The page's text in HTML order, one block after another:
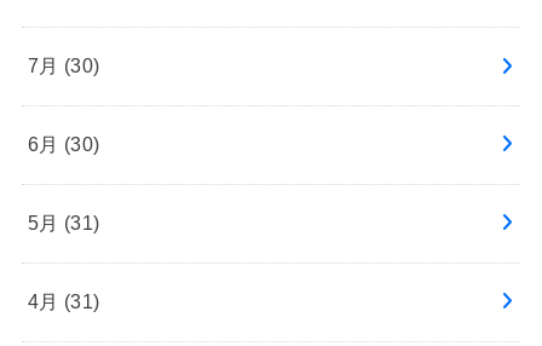
7月 (30)
6月 (30)
5月 (31)
4月 (31)